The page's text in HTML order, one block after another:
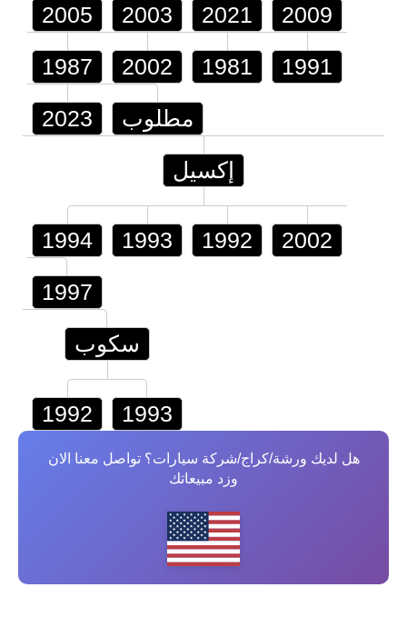
2005 2003 2021 2009
1987 2002 1981 1991
2023 مطلوب
إكسيل
1994 1993 1992 2002
1997
سكوب
1992 1993
هل لديك ورشة/كراج/شركة سيارات؟ تواصل معنا الان
وزد مبيعاتك